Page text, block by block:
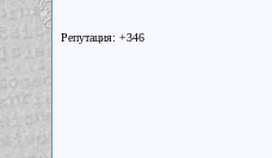
Репутация: +346